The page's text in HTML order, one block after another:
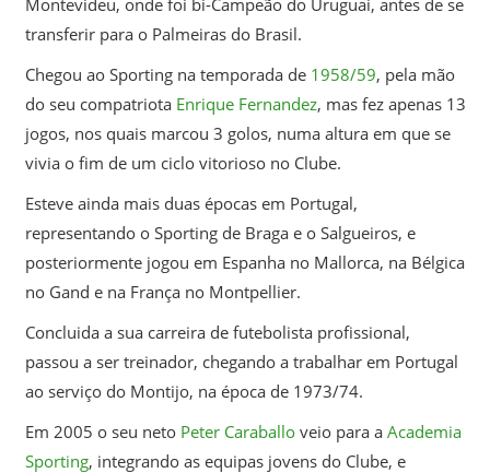
transferir para o Palmeiras do Brasil.
Chegou ao Sporting na temporada de 1958/59, pela mão
do seu compatriota Enrique Fernandez, mas fez apenas 13
jogos, nos quais marcou 3 golos, numa altura em que se
vivia o fim de um ciclo vitorioso no Clube.
Esteve ainda mais duas épocas em Portugal,
representando o Sporting de Braga e o Salgueiros, e
posteriormente jogou em Espanha no Mallorca, na Bélgica
no Gand e na França no Montpellier.
Concluida a sua carreira de futebolista profissional,
passou a ser treinador, chegando a trabalhar em Portugal
ao serviço do Montijo, na época de 1973/74.
Em 2005 o seu neto Peter Caraballoveio para a Academia
Sporting, integrando as equipas jovens do Clube, e